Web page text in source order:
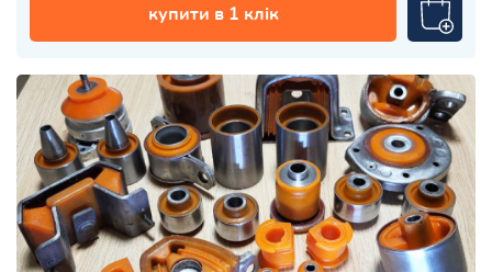
купити в 1 клік